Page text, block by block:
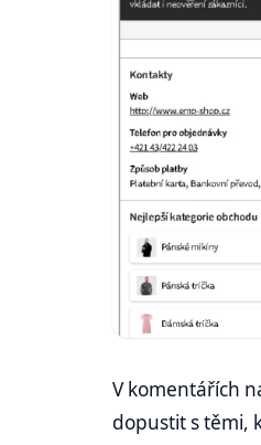
V komentářích
dopustit s těmi,